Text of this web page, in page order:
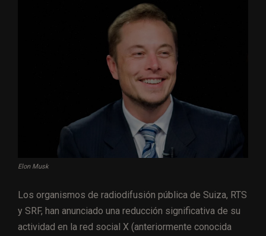
Elon Musk
Los organismos de radiodifusión pública de Suiza, RTS
y SRF, han anunciado una reducción significativa de su
actividad en la red social X (anteriormente conocida